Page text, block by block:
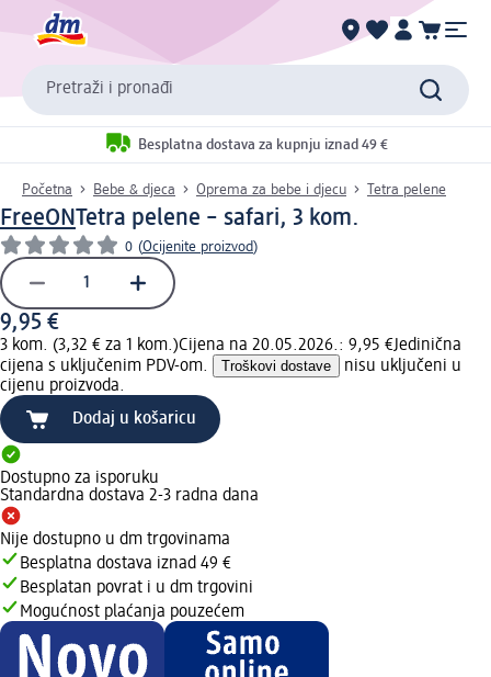
Pretraži i pronađi
Besplatna dostava za kupnju iznad 49 €
Početna Bebe & djeca Oprema za bebe i djecu Tetra pelene
FreeONTetra pelene – safari, 3 kom.
0 (Ocijenite proizvod)
9,95 €
3 kom. (3,32 € za 1 kom.)Cijena na 20.05.2026.: 9,95 €Jedinična
cijena s uključenim PDV-om.
Troškovi dostave
nisu uključeni u
cijenu proizvoda.
Dodaj u košaricu
Dostupno za isporuku
Standardna dostava 2-3 radna dana
Nije dostupno u dm trgovinama
Besplatna dostava iznad 49 €
Besplatan povrat i u dm trgovini
Mogućnost plaćanja pouzećem